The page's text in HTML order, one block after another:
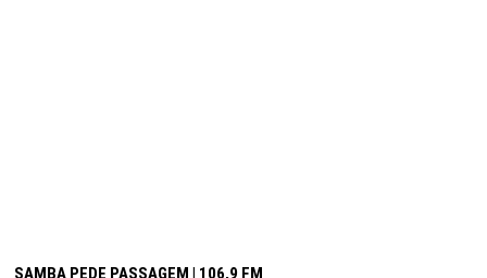
SAMBA PEDE PASSAGEM | 106,9 FM